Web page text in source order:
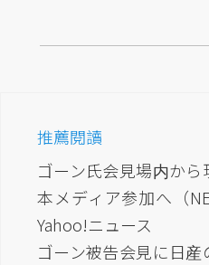
推薦閱讀
ゴーン氏会見場内か
本メディア参加へ（
Yahoo!ニュース
ゴーン被告会見に日